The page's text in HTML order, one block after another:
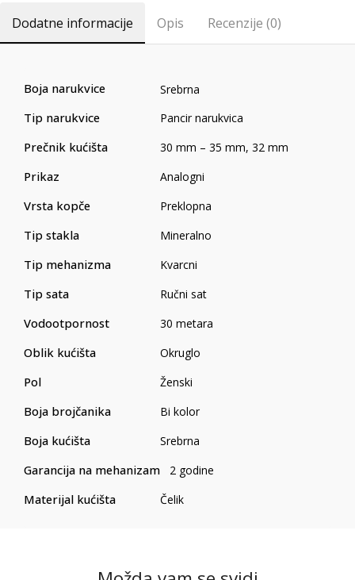
Dodatne informacije Opis Recenzije (0)
Boja narukvice Srebrna
Tip narukvice Pancir narukvica
Prečnik kućišta 30 mm – 35 mm, 32 mm
Prikaz Analogni
Vrsta kopče Preklopna
Tip stakla Mineralno
Tip mehanizma Kvarcni
Tip sata Ručni sat
Vodootpornost 30 metara
Oblik kućišta Okruglo
Pol Ženski
Boja brojčanika Bi kolor
Boja kućišta Srebrna
Garancija na mehanizam 2 godine
Materijal kućišta Čelik